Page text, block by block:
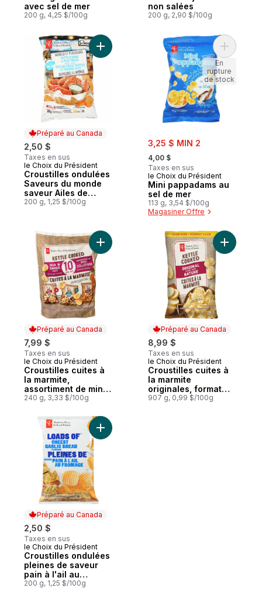
avec sel de mer
200 g, 4,25 $/100g
non salées
200 g, 2,90 $/100g
Préparé au Canada
2,50 $
Taxes en sus
Préparé au Canada
le Choix du Président
Croustilles ondulées
Saveurs du monde
saveur Ailes de
poulet Buffalo et
200 g, 1,25 $/100g
Ajouter Croustilles ondulées Saveurs du
sale:
3,25 $ MIN 2
, formerly:
4,00 $
Taxes en sus
le Choix du Président
Mini pappadams au
sel de mer
113 g, 3,54 $/100g
Magasiner Offre
Ajouter
En
rupture
de stock
Préparé au Canada
7,99 $
Taxes en sus
Préparé au Canada
le Choix du Président
Croustilles cuites à
la marmite,
assortiment de mini-
collations
240 g, 3,33 $/100g
Ajouter Croustilles cuites à la marmite,
Préparé au Canada
8,99 $
Taxes en sus
Préparé au Canada
le Choix du Président
Croustilles cuites à
la marmite
originales, format
club
907 g, 0,99 $/100g
Ajouter
Préparé au Canada
2,50 $
Taxes en sus
Préparé au Canada
le Choix du Président
Croustilles ondulées
pleines de saveur
pain à l'ail au
fromage
200 g, 1,25 $/100g
Ajouter Croustilles ondulées pleines de